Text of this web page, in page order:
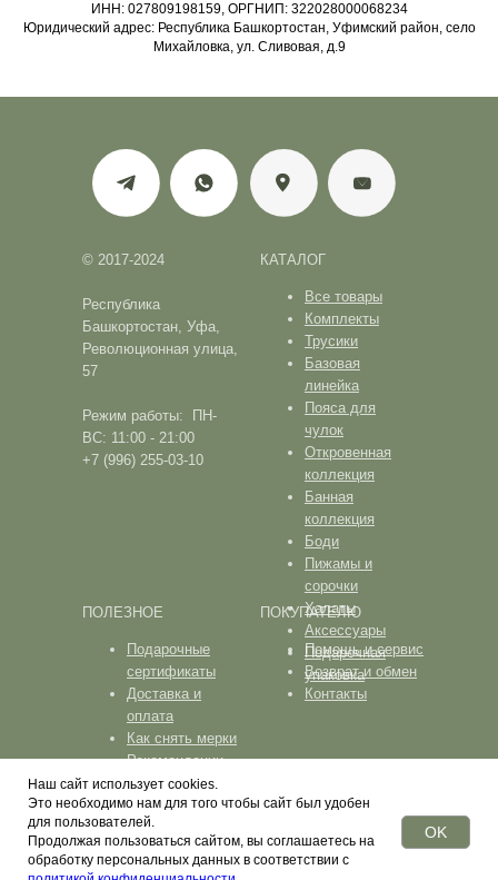
ИНН: 027809198159, ОРГНИП: 322028000068234
Юридический адрес: Республика Башкортостан, Уфимский район, село
Михайловка, ул. Сливовая, д.9
Наш сайт использует cookies.
Это необходимо нам для того чтобы сайт был удобен
для пользователей.
Продолжая пользоваться сайтом, вы соглашаетесь на
обработку персональных данных в соответствии с
OK
© 2017-2024
Республика
Башкортостан, Уфа,
Революционная улица,
57
Режим работы: ПН-
ВС: 11:00 - 21:00
+7 (996) 255-03-10
КАТАЛОГ
Все товары
Комплекты
Трусики
Базовая
линейка
Пояса для
чулок
Откровенная
коллекция
Банная
коллекция
Боди
Пижамы и
сорочки
Халаты
Аксессуары
Подарочная
упаковка
ПОЛЕЗНОЕ
Подарочные
сертификаты
Доставка и
оплата
Как снять мерки
Рекомендации
по уходу
ПОЛИТИКА КОНФИДЕНЦИАЛЬНОСТИ
ПОКУПАТЕЛЮ
Помощь и сервис
Возврат и обмен
Контакты